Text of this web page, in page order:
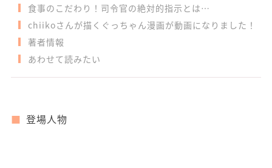
食事のこだわり！司令官の絶対的指示とは…
chiikoさんが描くぐっちゃん漫画が動画になりました！
著者情報
あわせて読みたい
登場人物